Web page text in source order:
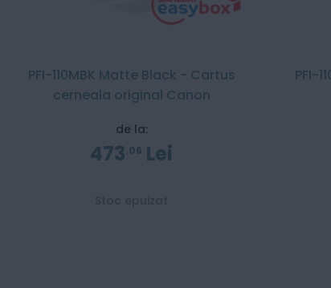
PFI-110MBK Matte Black - Cartus
cerneala original Canon
de la:
473 06 Lei
PFI-